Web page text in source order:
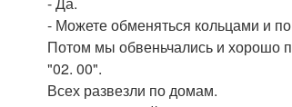
- Можете обменяться кольцами и
Потом мы обвеньчались и хорошо
"02. 00".
Всех развезли по домам.